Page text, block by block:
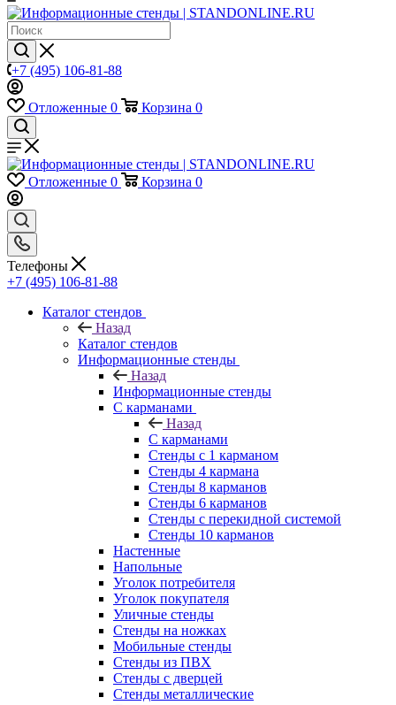
+7 (495) 106-81-88
Отложенные 0 Корзина 0
Отложенные 0 Корзина 0
Телефоны
+7 (495) 106-81-88
Каталог стендов
Назад
Каталог стендов
Информационные стенды
Назад
Информационные стенды
С карманами
Назад
С карманами
Стенды с 1 карманом
Стенды 4 кармана
Стенды 8 карманов
Стенды 6 карманов
Стенды с перекидной системой
Стенды 10 карманов
Настенные
Напольные
Уголок потребителя
Уголок покупателя
Уличные стенды
Стенды на ножках
Мобильные стенды
Стенды из ПВХ
Стенды с дверцей
Стенды металлические